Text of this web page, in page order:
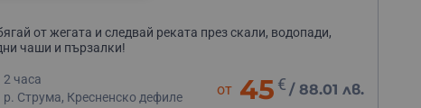
от жегата и следвай реката през скали, водопади,
чаши и пързалки!
2 часа
р. Струма, Кресненско дефиле
от 45 € /88.01 лв.